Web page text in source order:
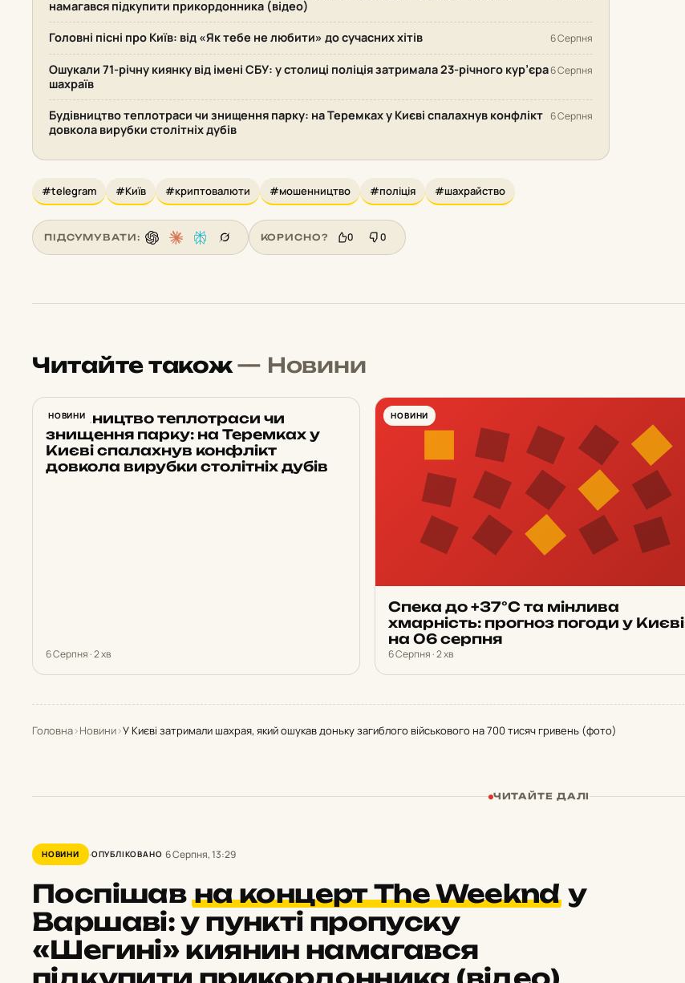
намагався підкупити прикордонника (відео)
Головні пісні про Київ: від «Як тебе не любити» до сучасних хітів 6 Серпня
Ошукали 71-річну киянку від імені СБУ: у столиці поліція затримала 23-річного кур’єра
шахраїв
6 Серпня
Будівництво теплотраси чи знищення парку: на Теремках у Києві спалахнув конфлікт
довкола вирубки столітніх дубів
6 Серпня
#telegram #Київ #криптовалюти #мошенництво #поліція #шахрайство
ПІДСУМУВАТИ: КОРИСНО? 0 0
Читайте також— Новини
НОВИНИ
Будівництво теплотраси чи
знищення парку: на Теремках у
Києві спалахнув конфлікт
довкола вирубки столітніх дубів
6 Серпня · 2 хв
НОВИНИ
Спека до +37°С та мінлива
хмарність: прогноз погоди у Києві
на 06 серпня
6 Серпня · 2 хв
Головна›Новини›У Києві затримали шахрая, який ошукав доньку загиблого військового на 700 тисяч гривень (фото)
ЧИТАЙТЕ ДАЛІ
НОВИНИ ОПУБЛІКОВАНО 6 Серпня, 13:29
Поспішавна концерт The Weeknd у
Варшаві: у пункті пропуску
«Шегині» киянин намагався